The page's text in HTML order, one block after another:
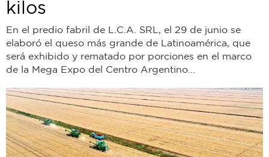
kilos
En el predio fabril de L.C.A. SRL, el 29 de junio se
elaboró el queso más grande de Latinoamérica, que
será exhibido y rematado por porciones en el marco
de la Mega Expo del Centro Argentino...